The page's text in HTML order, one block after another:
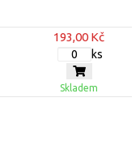
193,00 Kč
ks
Skladem